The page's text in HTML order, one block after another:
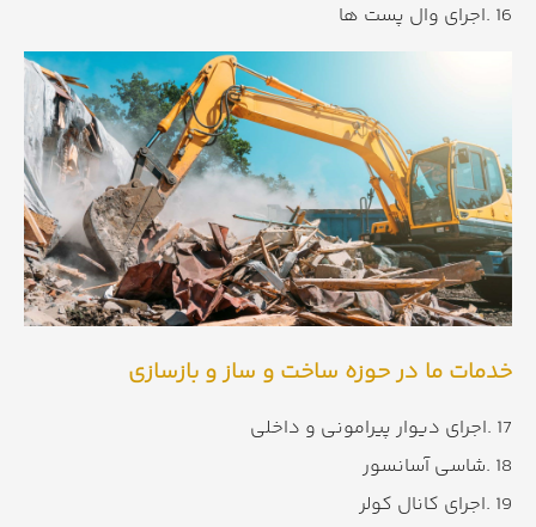
16 .اجرای وال پست ها
خدمات ما در حوزه ساخت و ساز و بازسازی
17 .اجرای دیوار پیرامونی و داخلی
18 .شاسی آسانسور
19 .اجرای کانال کولر